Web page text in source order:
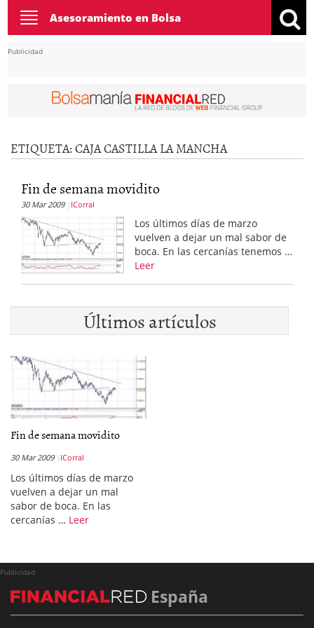
Toggle
navigation
Asesoramiento en Bolsa
Publicidad
ETIQUETA:CAJA CASTILLA LA MANCHA
Fin de semana movidito
30 Mar 2009 ICorral
Los últimos días de marzo
vuelven a dejar un mal sabor de
boca. En las cercanías tenemos …
Leer
Últimos artículos
Fin de semana movidito
30 Mar 2009 ICorral
Los últimos días de marzo
vuelven a dejar un mal
sabor de boca. En las
cercanías … Leer
Publicidad
España